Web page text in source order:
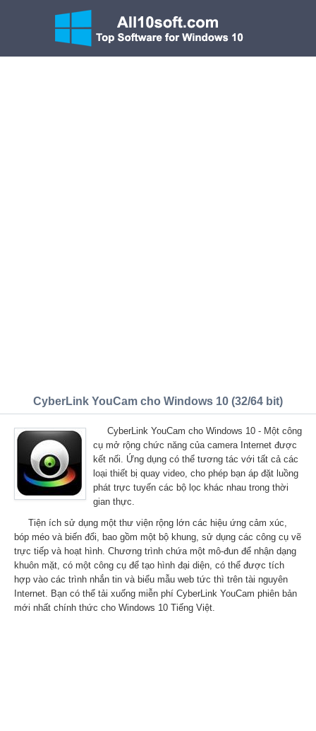
CyberLink YouCam cho Windows 10 (32/64 bit)
CyberLink YouCam cho Windows 10 - Một công
cụ mở rộng chức năng của camera Internet được
kết nối. Ứng dụng có thể tương tác với tất cả các
loại thiết bị quay video, cho phép bạn áp đặt luồng
phát trực tuyến các bộ lọc khác nhau trong thời
gian thực.
Tiện ích sử dụng một thư viện rộng lớn các hiệu ứng cảm xúc,
bóp méo và biến đổi, bao gồm một bộ khung, sử dụng các công cụ vẽ
trực tiếp và hoạt hình. Chương trình chứa một mô-đun để nhận dạng
khuôn mặt, có một công cụ để tạo hình đại diện, có thể được tích
hợp vào các trình nhắn tin và biểu mẫu web tức thì trên tài nguyên
Internet. Bạn có thể tải xuống miễn phí CyberLink YouCam phiên bản
mới nhất chính thức cho Windows 10 Tiếng Việt.